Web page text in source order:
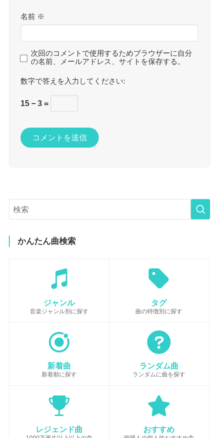
名前 ※
次回のコメントで使用するためブラウザーに自分
の名前、メールアドレス、サイトを保存する。
数字で答えを入力してください:
15 − 3 =
かんたん曲検索
ジャンル
音楽ジャンル別に探す
タグ
曲の特徴別に探す
新着曲
新着順に探す
ランダム曲
ランダムに曲を探す
レジェンド曲 おすすめ